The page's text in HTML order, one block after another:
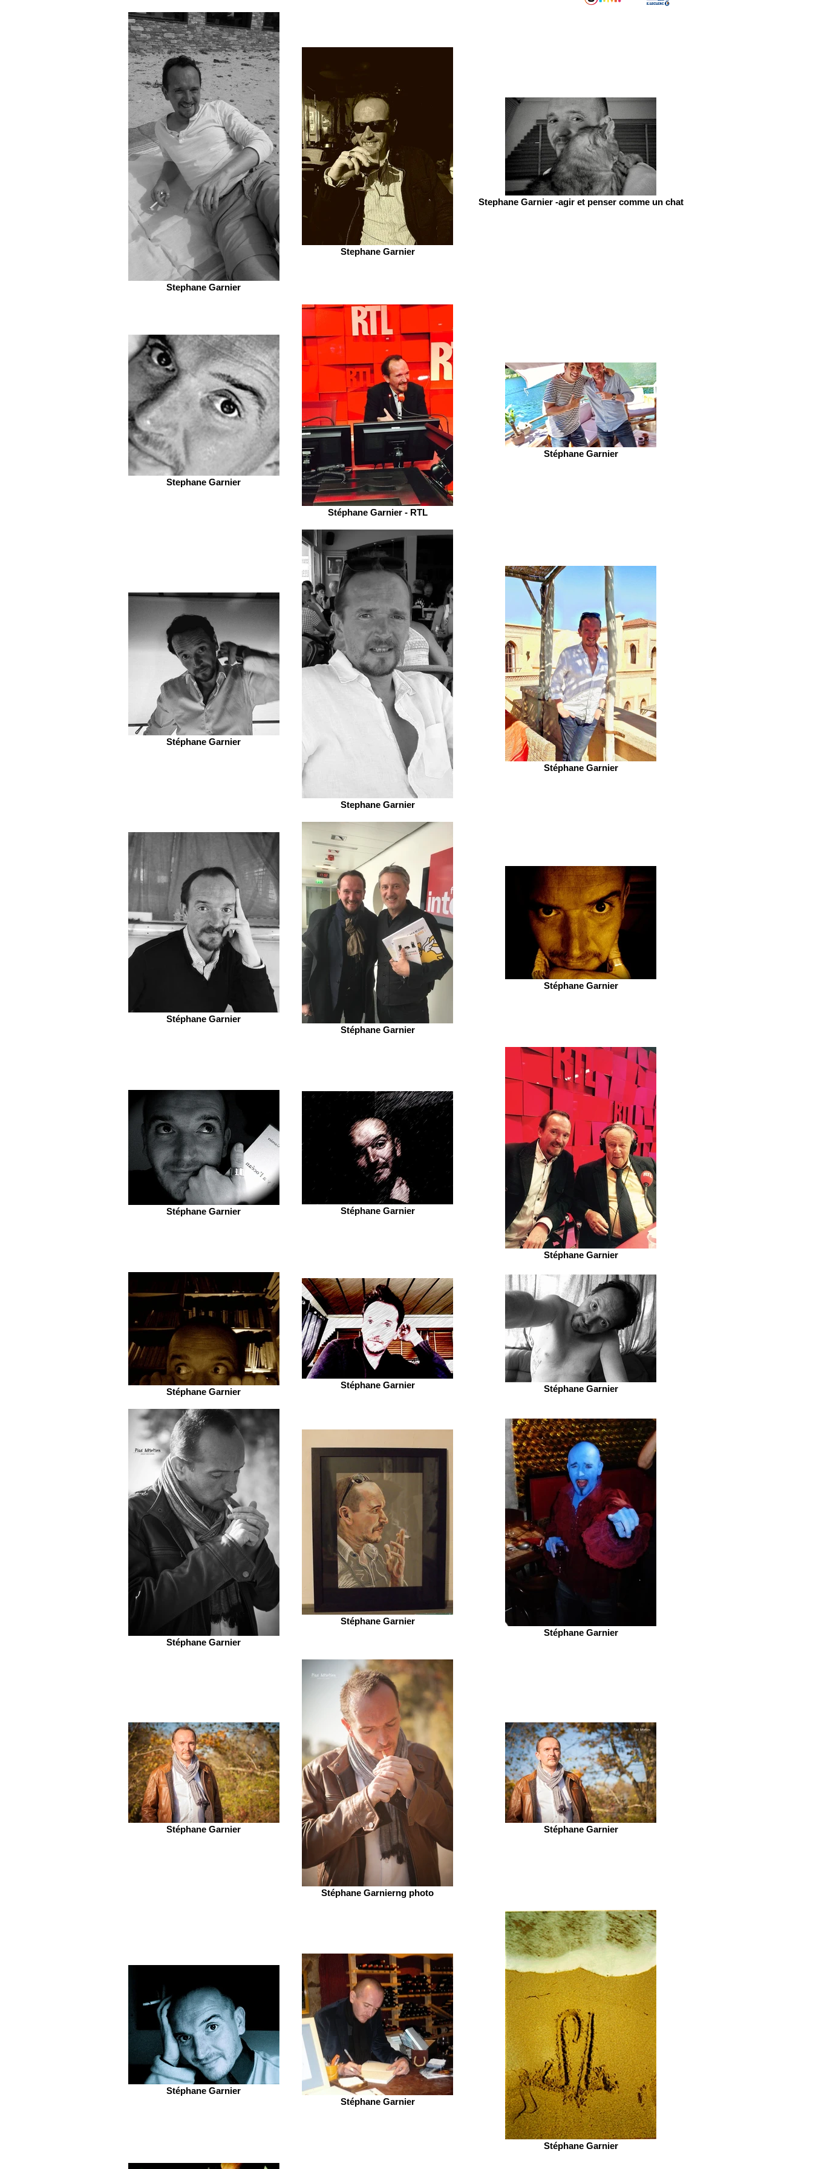
Stephane Garnier
Stephane Garnier
Stephane Garnier -agir et penser comme un chat
Stephane Garnier
Stéphane Garnier - RTL
Stéphane Garnier
Stéphane Garnier
Stephane Garnier
Stéphane Garnier
Stéphane Garnier
Stéphane Garnier
Stéphane Garnier
Stéphane Garnier Stéphane Garnier
Stéphane Garnier
Stéphane Garnier
Stéphane Garnier Stéphane Garnier
Stéphane Garnier
Stéphane Garnier
Stéphane Garnier
Stéphane Garnier
Stéphane Garnierng photo
Stéphane Garnier
Stéphane Garnier
Stéphane Garnier
Stéphane Garnier